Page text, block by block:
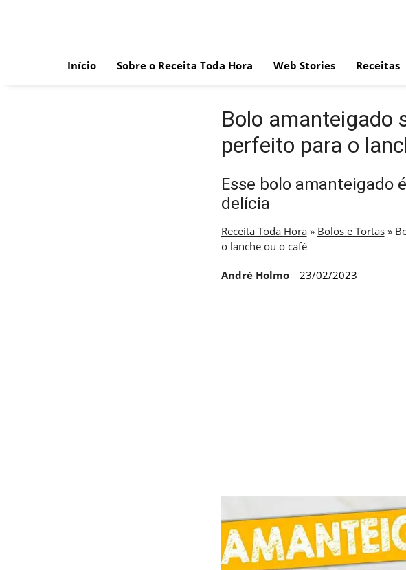
Início Sobre o Receita Toda Hora Web Stories Receitas
Bolo amanteigado
perfeito para o
Esse bolo amanteigado
delícia
Receita Toda Hora» Bolos e Tortas»
o lanche ou o café
André Holmo 23/02/2023